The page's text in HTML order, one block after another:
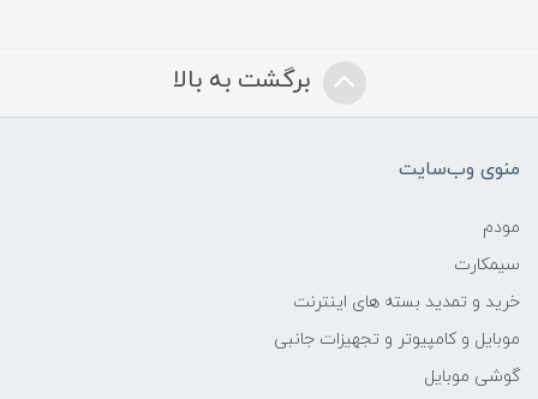
برگشت به بالا
منوی وب‌سایت
مودم
سیمکارت
خرید و تمدید بسته های اینترنت
موبایل و کامپیوتر و تجهیزات جانبی
گوشی موبایل